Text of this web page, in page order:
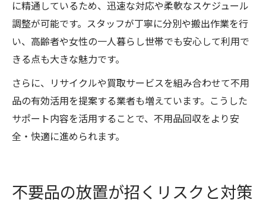
に精通しているため、迅速な対応や柔軟なスケジュール
調整が可能です。スタッフが丁寧に分別や搬出作業を行
い、高齢者や女性の一人暮らし世帯でも安心して利用で
きる点も大きな魅力です。
さらに、リサイクルや買取サービスを組み合わせて不用
品の有効活用を提案する業者も増えています。こうした
サポート内容を活用することで、不用品回収をより安
全・快適に進められます。
不要品の放置が招くリスクと対策